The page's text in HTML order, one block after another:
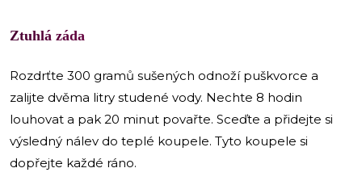
Ztuhlá záda
Rozdrťte 300 gramů sušených odnoží puškvorce a
zalijte dvěma litry studené vody. Nechte 8 hodin
louhovat a pak 20 minut povařte. Sceďte a přidejte si
výsledný nálev do teplé koupele. Tyto koupele si
dopřejte každé ráno.